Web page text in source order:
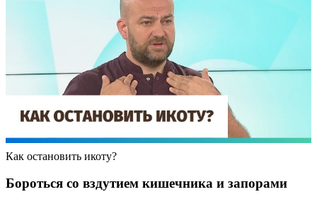
Как остановить икоту?
Бороться со вздутием кишечника и запорами